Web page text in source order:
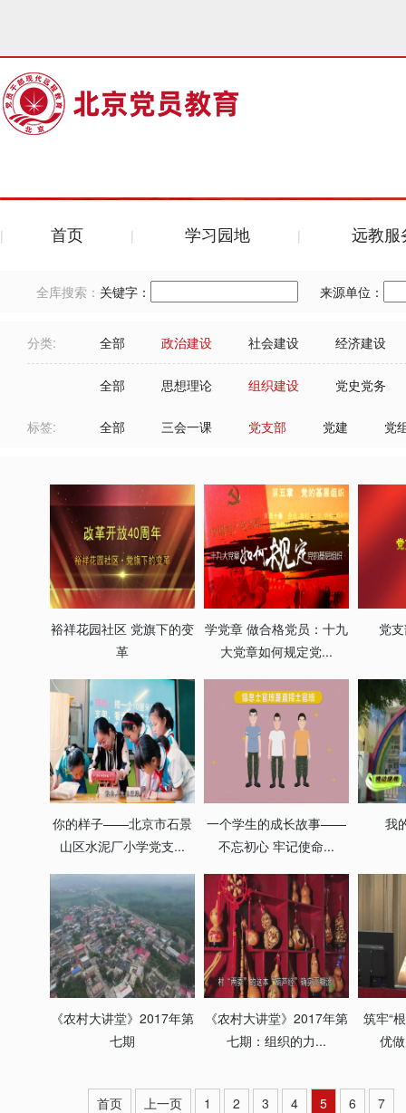
首页 学习园地 远教服
全库搜索： 关键字： 来源单位：
分类: 全部 政治建设 社会建设 经济建设
全部 思想理论 组织建设 党史党务
标签: 全部 三会一课 党支部 党建 党
裕祥花园社区 党旗下的变
革
学党章 做合格党员：十九
大党章如何规定党...
党
你的样子——北京市石景
山区水泥厂小学党支...
一个学生的成长故事——
不忘初心 牢记使命...
我
《农村大讲堂》2017年第
七期
《农村大讲堂》2017年第
七期：组织的力...
筑牢“
优
首页 上一页 1 2 3 4 5 6 7